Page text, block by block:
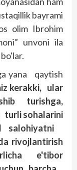
bayrami
olim Ibrohim
unvoni ila
yana qaytish
kerakki, ular
turishga,
turli sohalarini
salohiyatni
rivojlantirish
e'tibor